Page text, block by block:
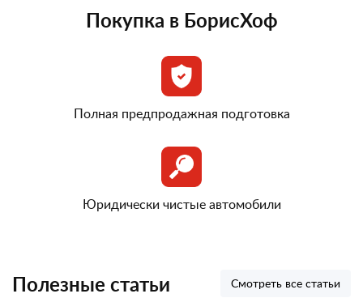
Покупка в БорисХоф
Полная предпродажная подготовка
Юридически чистые автомобили
Полезные статьи Смотреть все статьи